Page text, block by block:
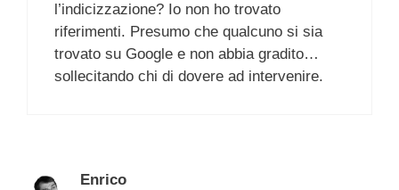
l’indicizzazione? Io non ho trovato
riferimenti. Presumo che qualcuno si sia
trovato su Google e non abbia gradito…
sollecitando chi di dovere ad intervenire.
Enrico